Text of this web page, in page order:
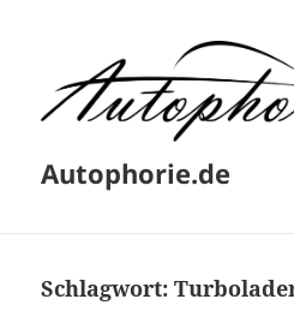
Autophorie.de
Schlagwort: